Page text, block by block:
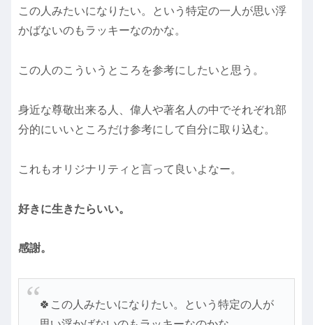
この人みたいになりたい。という特定の一人が思い浮
かばないのもラッキーなのかな。
この人のこういうところを参考にしたいと思う。
身近な尊敬出来る人、偉人や著名人の中でそれぞれ部
分的にいいところだけ参考にして自分に取り込む。
これもオリジナリティと言って良いよなー。
好きに生きたらいい。
感謝。
🍀この人みたいになりたい。という特定の人が